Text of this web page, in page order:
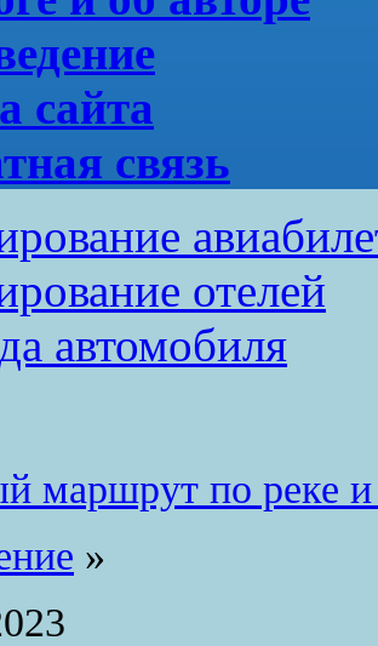
сайта
связь
отелей
автомобиля
маршрут по реке и
»